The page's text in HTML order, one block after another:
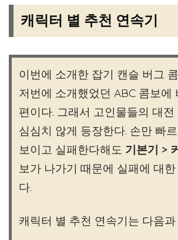
캐릭터 별 추천 연속기
이번에 소개한 잡기 캔슬 버그
저번에 소개했었던 ABC 콤보에
편이다. 그래서 고인물들의 대
심심치 않게 등장한다. 손만 빠
보이고 실패한다해도 기본기 >
보가 나가기 때문에 실패에 대
다.
캐릭터 별 추천 연속기는 다음과